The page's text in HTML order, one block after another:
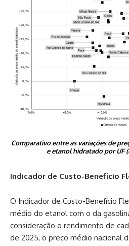
Comparativo entre as variações de
e etanol hidratado por UF
Indicador de Custo-Benefício
O Indicador de Custo-Benefício
médio do etanol com o da
consideração o rendimento de
de 2025, o preço médio nacional